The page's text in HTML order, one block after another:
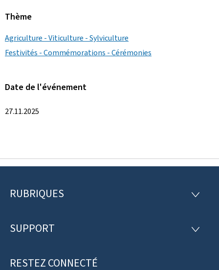
Thème
Agriculture - Viticulture - Sylviculture
Festivités - Commémorations - Cérémonies
Date de l'événement
27.11.2025
P
e
RUBRIQUES
R
R
SUPPORT
S
RESTEZ CONNECTÉ